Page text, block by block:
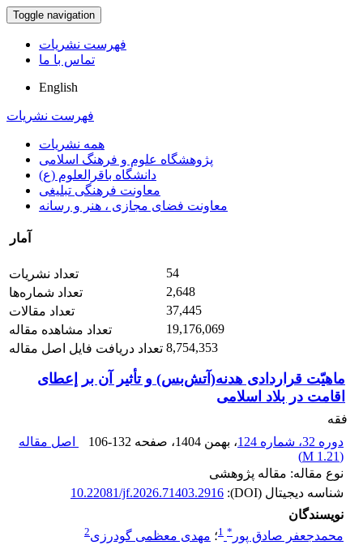
Toggle navigation
فهرست نشریات
تماس با ما
English
فهرست نشریات
همه نشریات
پژوهشگاه علوم و فرهنگ اسلامی
دانشگاه باقرالعلوم (ع)
معاونت فرهنگی تبلیغی
معاونت فضای مجازی ، هنر و رسانه
آمار
تعداد نشریات
54
تعداد شماره‌ها
2,648
تعداد مقالات
37,445
تعداد مشاهده مقاله
19,176,069
تعداد دریافت فایل اصل مقاله 8,754,353
ماهیّت قراردادی هدنه(آتش‌بس) و تأثیر آن بر إعطای
اقامت در بلاد اسلامی
فقه
دوره 32، شماره 124
، بهمن 1404 ، صفحه 106-132
اصل مقاله
(
1.21 M
)
نوع مقاله: مقاله پژوهشی
شناسه دیجیتال (DOI):
10.22081/jf.2026.71403.2916
نویسندگان
محمدجعفر صادق پور *
1؛ مهدی معظمی گودرزی2